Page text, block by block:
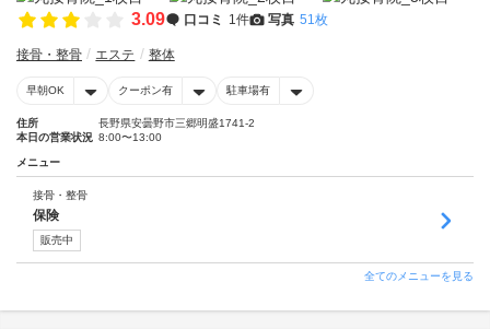
3.09 口コミ 1件 写真 51枚
接骨・整骨 エステ 整体
早朝OK クーポン有 駐車場有
住所
長野県安曇野市三郷明盛1741-2
本日の営業状況 8:00〜13:00
メニュー
接骨・整骨
保険
販売中
全てのメニューを見る